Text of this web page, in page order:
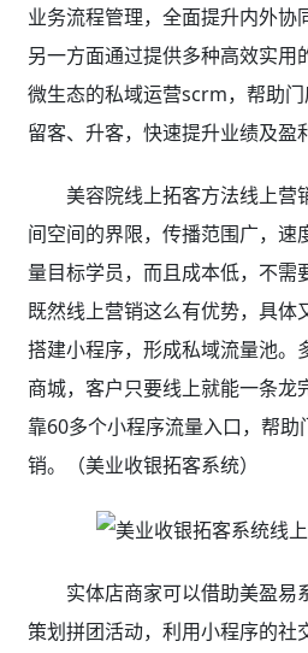
业务流程管理，全面提升内外协
另一方面通过提供多种高效实用
微生态的私域运营scrm，帮助门
留客、升客，快速提升业绩及盈
美容院线上拓客方法线上营
间空间的界限，传播范围广，速
量目标学员，而且成本低，不需
既然线上营销这么有优势，具体
搭建小程序，形成私域流量池。
商城，客户只要线上就能一条龙
靠60多个小程序流量入口，帮
销。（美业收银拓客系统）
实体店商家可以借助美盈易
策划拼团活动，利用小程序的社